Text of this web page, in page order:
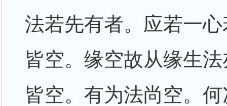
法若先有者。应若一
皆空。缘空故从缘生
皆空。有为法尚空。